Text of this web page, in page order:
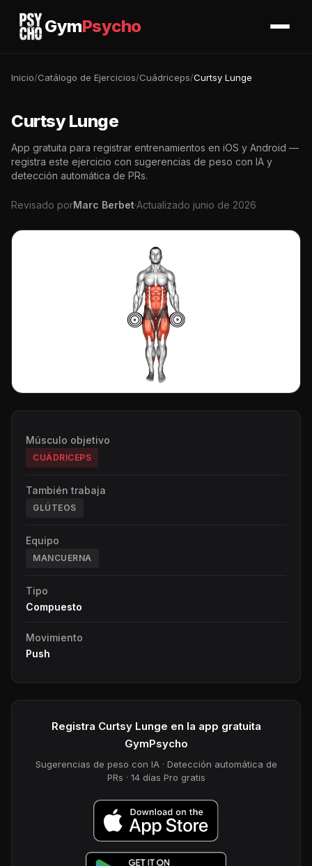
GymPsycho
Inicio/Catálogo de Ejercicios/Cuádriceps/Curtsy Lunge
Curtsy Lunge
App gratuita para registrar entrenamientos en iOS y Android —
registra este ejercicio con sugerencias de peso con IA y
detección automática de PRs.
Revisado porMarc Berbet·Actualizado junio de 2026
Músculo objetivo
CUÁDRICEPS
También trabaja
GLÚTEOS
Equipo
MANCUERNA
Tipo
Compuesto
Movimiento
Push
Registra Curtsy Lunge en la app gratuita
GymPsycho
Sugerencias de peso con IA · Detección automática de
PRs · 14 días Pro gratis